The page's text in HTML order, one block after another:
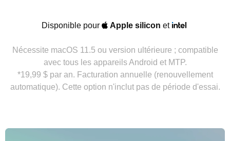
Disponible pour Apple silicon et
Nécessite macOS 11.5 ou version ultérieure ; compatible
avec tous les appareils Android et MTP.
*19,99 $ par an. Facturation annuelle (renouvellement
automatique). Cette option n'inclut pas de période d'essai.